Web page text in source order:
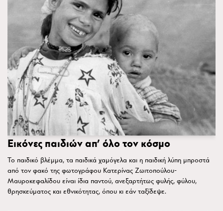
Εικόνες παιδιών απ’ όλο τον κόσμο
Το παιδικό βλέμμα, τα παιδικά χαμόγελα και η παιδική λύπη μπροστά
από τον φακό της φωτογράφου Κατερίνας Ζωιτοπούλου-
Μαυροκεφαλίδου είναι ίδια παντού, ανεξαρτήτως φυλής, φύλου,
θρησκεύματος και εθνικότητας, όπου κι εάν ταξίδεψε.